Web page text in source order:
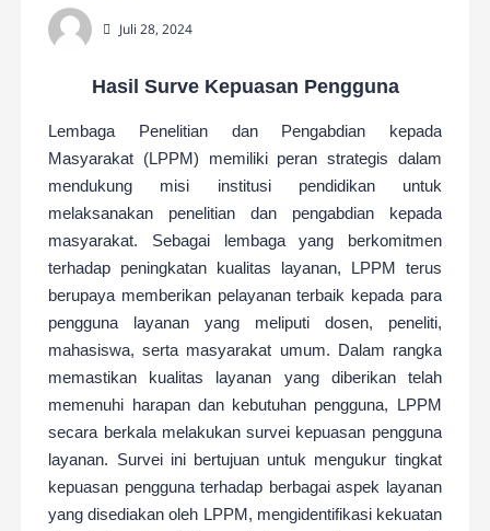
Juli 28, 2024
Hasil Surve Kepuasan Pengguna
Lembaga Penelitian dan Pengabdian kepada
Masyarakat (LPPM) memiliki peran strategis dalam
mendukung misi institusi pendidikan untuk
melaksanakan penelitian dan pengabdian kepada
masyarakat. Sebagai lembaga yang berkomitmen
terhadap peningkatan kualitas layanan, LPPM terus
berupaya memberikan pelayanan terbaik kepada para
pengguna layanan yang meliputi dosen, peneliti,
mahasiswa, serta masyarakat umum. Dalam rangka
memastikan kualitas layanan yang diberikan telah
memenuhi harapan dan kebutuhan pengguna, LPPM
secara berkala melakukan survei kepuasan pengguna
layanan. Survei ini bertujuan untuk mengukur tingkat
kepuasan pengguna terhadap berbagai aspek layanan
yang disediakan oleh LPPM, mengidentifikasi kekuatan